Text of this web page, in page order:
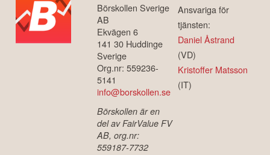
Börskollen Sverige
AB
Ekvägen 6
141 30 Huddinge
Sverige
Org.nr: 559236-
5141
info@borskollen.se
Börskollen är en
del av FairValue FV
AB, org.nr:
559187-7732
Ansvariga för
tjänsten:
Daniel Åstrand
(VD)
Kristoffer Matsson
(IT)